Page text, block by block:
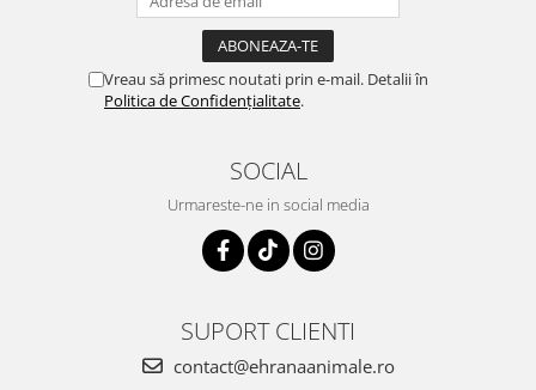
Vreau să primesc noutati prin e-mail. Detalii în
Politica de Confidențialitate.
SOCIAL
Urmareste-ne in social media
SUPORT CLIENTI
contact@ehranaanimale.ro